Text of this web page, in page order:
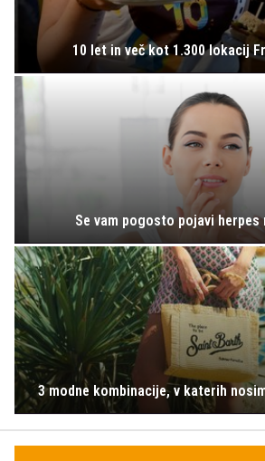
10 let in več kot 1.300 lokacij
Se vam pogosto pojavi herpes
3 modne kombinacije, v katerih